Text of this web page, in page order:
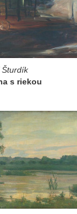
Šturdík
s riekou